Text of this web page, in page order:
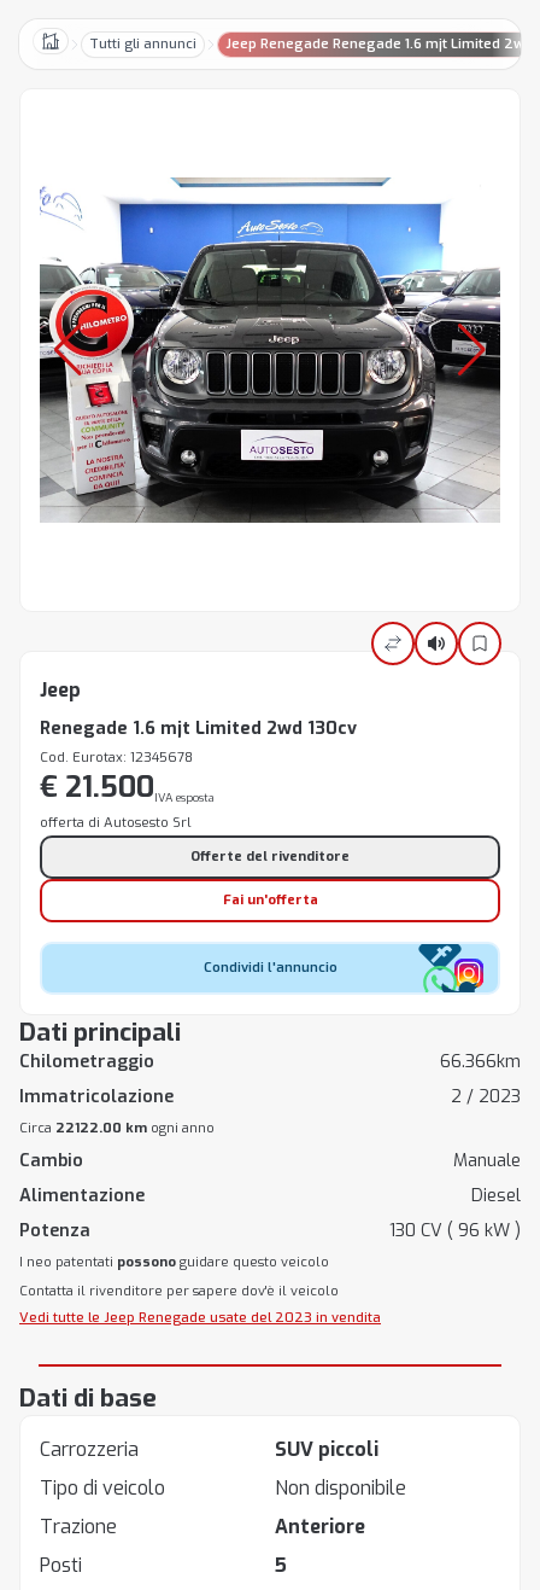
HomeTutti gli annunci Jeep Renegade Renegade 1.6 mjt Limited 2wd
Dati principali
Chilometraggio
66.366km
Immatricolazione
2 / 2023
Circa 22122.00 km ogni anno
Cambio
Manuale
Alimentazione
Diesel
Potenza
130 CV ( 96 kW )
I neo patentati possono guidare questo veicolo
Contatta il rivenditore per sapere dov'è il veicolo
Vedi tutte le Jeep Renegade usate del 2023 in vendita
Jeep
Renegade 1.6 mjt Limited 2wd 130cv
Cod. Eurotax: 12345678
€ 21.500IVA esposta
offerta di Autosesto Srl
Offerte del rivenditore
Fai un'offerta
Condividi l'annuncio
Dati di base
Carrozzeria
SUV piccoli
Tipo di veicolo
Non disponibile
Trazione
Anteriore
Posti
5